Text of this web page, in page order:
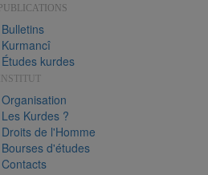
PUBLICATIONS
Bulletins
Kurmancî
Études kurdes
INSTITUT
Organisation
Les Kurdes ?
Droits de l'Homme
Bourses d'études
Contacts